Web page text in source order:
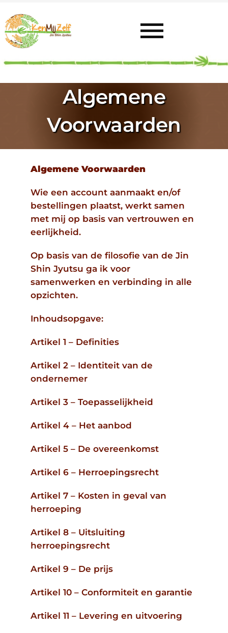
naar
inhoud
Contact
NAAR:
Algemene
Voorwaarden
Algemene Voorwaarden
Wie een account aanmaakt en/of
bestellingen plaatst, werkt samen
met mij op basis van vertrouwen en
eerlijkheid.
Op basis van de filosofie van de Jin
Shin Jyutsu ga ik voor
samenwerken en verbinding in alle
opzichten.
Inhoudsopgave:
Artikel 1 – Definities
Artikel 2 – Identiteit van de
ondernemer
Artikel 3 – Toepasselijkheid
Artikel 4 – Het aanbod
Artikel 5 – De overeenkomst
Artikel 6 – Herroepingsrecht
Artikel 7 – Kosten in geval van
herroeping
Artikel 8 – Uitsluiting
herroepingsrecht
Artikel 9 – De prijs
Artikel 10 – Conformiteit en garantie
Artikel 11 – Levering en uitvoering